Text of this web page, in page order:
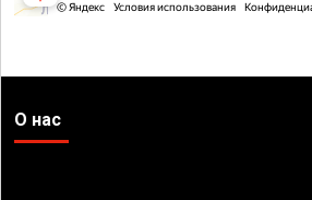
О нас